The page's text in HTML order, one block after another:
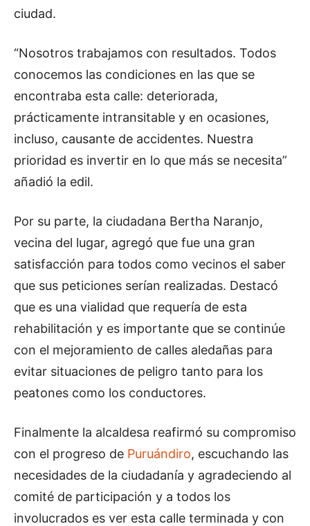
ciudad.
“Nosotros trabajamos con resultados. Todos
conocemos las condiciones en las que se
encontraba esta calle: deteriorada,
prácticamente intransitable y en ocasiones,
incluso, causante de accidentes. Nuestra
prioridad es invertir en lo que más se necesita”
añadió la edil.
Por su parte, la ciudadana Bertha Naranjo,
vecina del lugar, agregó que fue una gran
satisfacción para todos como vecinos el saber
que sus peticiones serían realizadas. Destacó
que es una vialidad que requería de esta
rehabilitación y es importante que se continúe
con el mejoramiento de calles aledañas para
evitar situaciones de peligro tanto para los
peatones como los conductores.
Finalmente la alcaldesa reafirmó su compromiso
con el progreso de Puruándiro, escuchando las
necesidades de la ciudadanía y agradeciendo al
comité de participación y a todos los
involucrados es ver esta calle terminada y con